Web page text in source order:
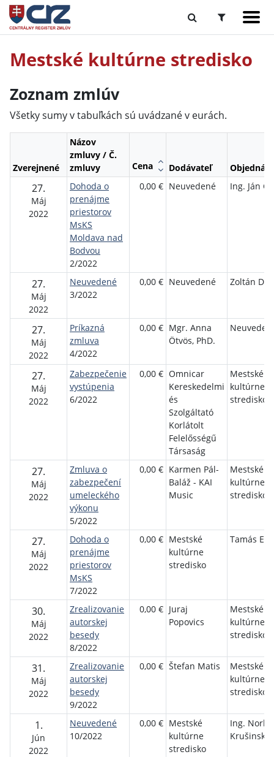
Mestské kultúrne stredisko
Zoznam zmlúv
Všetky sumy v tabuľkách sú uvádzané v eurách.
Zverejnené
Názov
zmluvy / Č.
zmluvy
Cena Dodávateľ
27.
Máj
2022
Dohoda o
prenájme
priestorov
MsKS
Moldava nad
Bodvou
2/2022
0,00 € Neuvedené Ing. Ján
27.
Máj
2022
Neuvedené
3/2022
0,00 € Neuvedené Zoltán
27.
Máj
2022
Príkazná
zmluva
4/2022
0,00 € Mgr. Anna
Ötvös, PhD.
27.
Máj
2022
Zabezpečenie
vystúpenia
6/2022
0,00 € Omnicar
Kereskedelmi
és
Szolgáltató
Korlátolt
Felelősségű
Társaság
Mestské
kultúrne
stredisko
27.
Máj
2022
Zmluva o
zabezpečení
umeleckého
výkonu
5/2022
0,00 € Karmen Pál-
Baláž - KAI
Music
Mestské
kultúrne
stredisko
27.
Máj
2022
Dohoda o
prenájme
priestorov
MsKS
7/2022
0,00 € Mestské
kultúrne
stredisko
Tamás
30.
Máj
2022
Zrealizovanie
autorskej
besedy
8/2022
0,00 € Juraj
Popovics
Mestské
kultúrne
stredisko
31.
Máj
2022
Zrealizovanie
autorskej
besedy
9/2022
0,00 € Štefan Matis
Mestské
kultúrne
stredisko
1.
Jún
2022
Neuvedené
10/2022
0,00 € Mestské
kultúrne
stredisko
Ing.
Krušinský